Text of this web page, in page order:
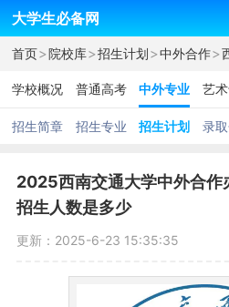
大学生必备网
首页>院校库>招生计划>中外合作>
学校概况 普通高考 中外专业 艺
招生简章 招生专业 招生计划 录
2025西南交通大学中外合作
招生人数是多少
更新：2025-6-23 15:35:35